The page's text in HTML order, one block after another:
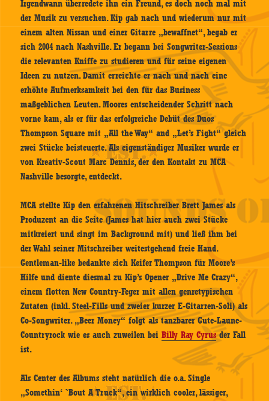
Irgendwann überredete ihn ein Freund, es doch noch mal mit
der Musik zu versuchen. Kip gab nach und wiederum nur mit
einem alten Nissan und einer Gitarre „bewaffnet“, begab er
sich 2004 nach Nashville. Er begann bei Songwriter-Sessions
die relevanten Kniffe zu studieren und für seine eigenen
Ideen zu nutzen. Damit erreichte er nach und nach eine
erhöhte Aufmerksamkeit bei den für das Business
maßgeblichen Leuten. Moores entscheidender Schritt nach
vorne kam, als er für das erfolgreiche Debüt des Duos
Thompson Square mit „All the Way“ and „Let’s Fight“ gleich
zwei Stücke beisteuerte. Als eigenständiger Musiker wurde er
von Kreativ-Scout Marc Dennis, der den Kontakt zu MCA
Nashville besorgte, entdeckt.
MCA stellte Kip den erfahrenen Hitschreiber Brett James als
Produzent an die Seite (James hat hier auch zwei Stücke
mitkreiert und singt im Background mit) und ließ ihm bei
der Wahl seiner Mitschreiber weitestgehend freie Hand.
Gentleman-like bedankte sich Keifer Thompson für Moore’s
Hilfe und diente diesmal zu Kip’s Opener „Drive Me Crazy“,
einem flotten New Country-Feger mit allen genretypischen
Zutaten (inkl. Steel-Fills und zweier kurzer E-Gitarren-Soli) als
Co-Songwriter. „Beer Money“ folgt als tanzbarer Gute-Laune-
Countryrock wie es auch zuweilen beiBilly Ray Cyrusder Fall
ist.
Als Center des Albums steht natürlich die o.a. Single
„Somethin‘ `Bout A Truck“, ein wirklich cooler, lässiger,